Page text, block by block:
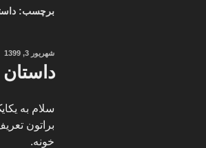
برچسب:
نوشته‌شده
شهریور 3, 1399
براتون
خونه.